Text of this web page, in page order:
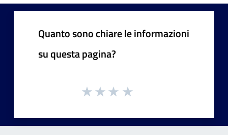
Quanto sono chiare le informazioni
su questa pagina?